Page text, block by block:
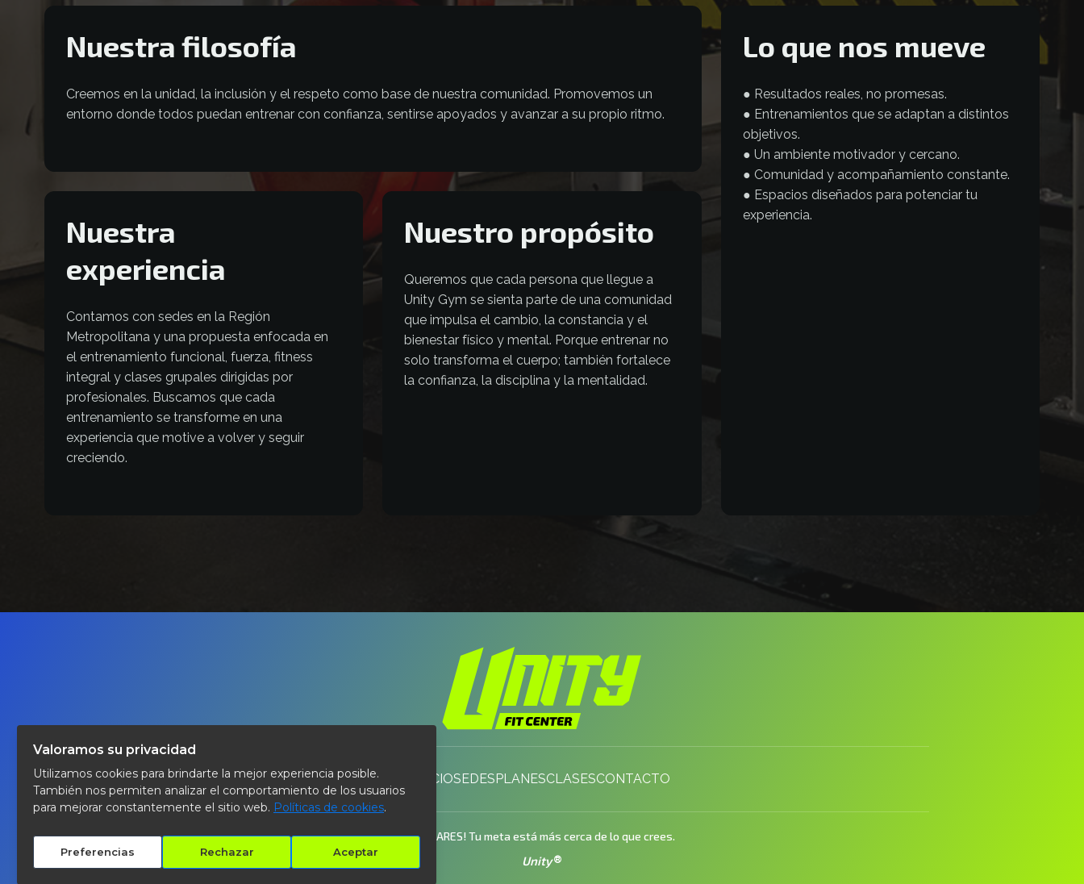
Nuestra filosofía
Creemos en la unidad, la inclusión y el respeto como base de nuestra comunidad. Promovemos un
entorno donde todos puedan entrenar con confianza, sentirse apoyados y avanzar a su propio ritmo.
Lo que nos mueve
● Resultados reales, no promesas.
● Entrenamientos que se adaptan a distintos
objetivos.
● Un ambiente motivador y cercano.
● Comunidad y acompañamiento constante.
● Espacios diseñados para potenciar tu
experiencia.
Nuestra
experiencia
Contamos con sedes en la Región
Metropolitana y una propuesta enfocada en
el entrenamiento funcional, fuerza, fitness
integral y clases grupales dirigidas por
profesionales. Buscamos que cada
entrenamiento se transforme en una
experiencia que motive a volver y seguir
creciendo.
Nuestro propósito
Queremos que cada persona que llegue a
Unity Gym se sienta parte de una comunidad
que impulsa el cambio, la constancia y el
bienestar físico y mental. Porque entrenar no
solo transforma el cuerpo; también fortalece
la confianza, la disciplina y la mentalidad.
INICIOSEDES PLANESCLASESCONTACTO
¡NO PARES! Tu meta está más cerca de lo que crees.
Unity®
Valoramos su privacidad
Utilizamos cookies para brindarte la mejor experiencia posible.
También nos permiten analizar el comportamiento de los usuarios
para mejorar constantemente el sitio web. Políticas de cookies.
Preferencias Rechazar Aceptar